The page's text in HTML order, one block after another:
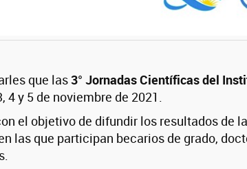
que las3° Jornadas Científicas del
4 y 5 de noviembre de 2021.
el objetivo de difundir los resultados
las que participan becarios de grado,